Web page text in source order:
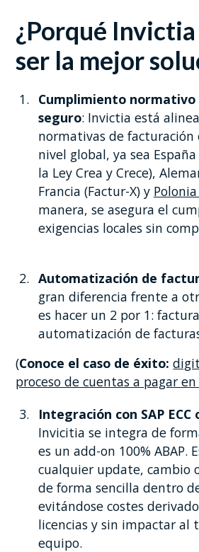
¿Porqué
ser la mejor
Cumplimiento
seguro: Invictia está
normativas de facturación
nivel global, ya sea
la Ley Crea y Crece),
Francia (Factur-X) y Polonia
manera, se asegura el
exigencias locales sin
Automatización de
gran diferencia frente a
es hacer un 2 por 1:
automatización de
(Conoce el caso de éxito:
proceso de cuentas a pagar
Integración con SAP ECC
Invicitia se integra de
es un add-on 100% ABAP.
cualquier update, cambio
de forma sencilla dentro
evitándose costes
licencias y sin impactar al
equipo.